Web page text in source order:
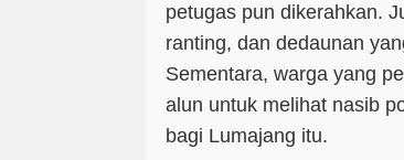
petugas pun dikerahkan.
ranting, dan dedaunan
Sementara, warga yang
alun untuk melihat nasib
bagi Lumajang itu.